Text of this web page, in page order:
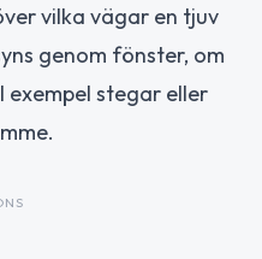
vilka vägar en tjuv
genom fönster, om
stegar eller